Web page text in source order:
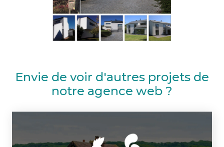
Envie de voir d'autres projets de
notre agence web ?